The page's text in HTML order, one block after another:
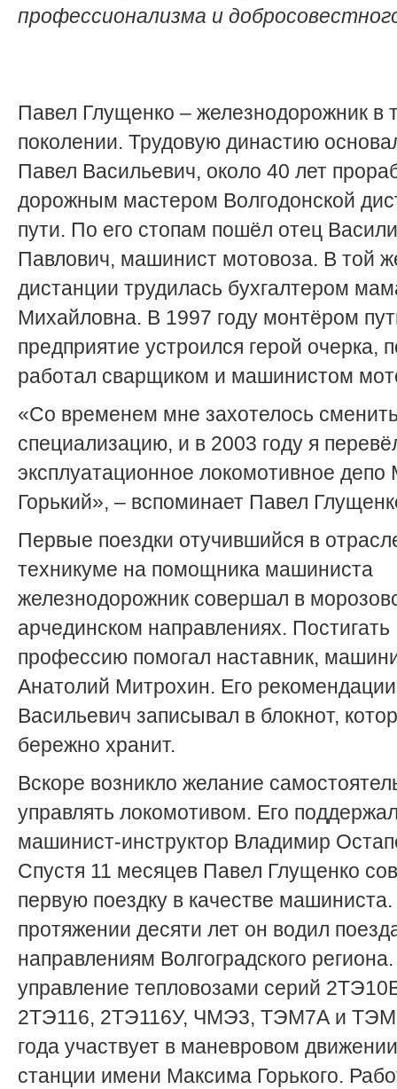
профессионализма и
Павел Глущенко – железнодорожник в
поколении. Трудовую династию
Павел Васильевич, около 40 лет
дорожным мастером Волгодонской
пути. По его стопам пошёл отец
Павлович, машинист мотовоза. В той
дистанции трудилась бухгалтером
Михайловна. В 1997 году монтёром
предприятие устроился герой очерка,
работал сварщиком и машинистом
«Со временем мне захотелось
специализацию, и в 2003 году я
эксплуатационное локомотивное депо
Горький», – вспоминает Павел
Первые поездки отучившийся в
техникуме на помощника машиниста
железнодорожник совершал в
арчединском направлениях. Постигать
профессию помогал наставник,
Анатолий Митрохин. Его
Васильевич записывал в блокнот,
бережно хранит.
Вскоре возникло желание
управлять локомотивом. Его
машинист-инструктор Владимир
Спустя 11 месяцев Павел Глущенко
первую поездку в качестве
протяжении десяти лет он водил
направлениям Волгоградского
управление тепловозами серий
2ТЭ116, 2ТЭ116У, ЧМЭ3, ­ТЭМ7А и
года участвует в маневровом
станции имени Максима Горького.